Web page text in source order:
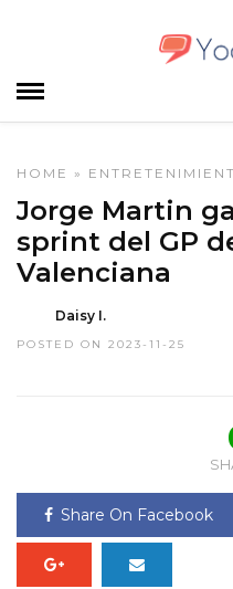
HOME »
Jorge Martin
sprint del GP
Valenciana
Daisy I.
POSTED ON 2023-11-25
Share On Facebook